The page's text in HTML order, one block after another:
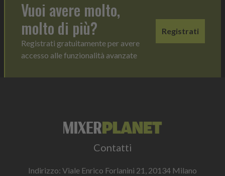
Vuoi avere molto,
molto di più?
Registrati gratuitamente per avere
accesso alle funzionalità avanzate
Registrati
Contatti
Indirizzo: Viale Enrico Forlanini 21, 20134 Milano